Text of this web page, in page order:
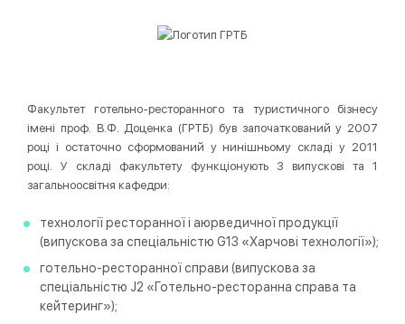
Факультет готельно-ресторанного та туристичного бізнесу
імені проф. В.Ф. Доценка (ГРТБ) був започаткований у 2007
році і остаточно сформований у нинішньому складі у 2011
році. У складі факультету функціонують 3 випускові та 1
загальноосвітня кафедри:
технології ресторанної і аюрведичної продукції
(випускова за спеціальністю G13 «Харчові технології»);
готельно-ресторанної справи (випускова за
спеціальністю J2 «Готельно-ресторанна справа та
кейтеринг»);